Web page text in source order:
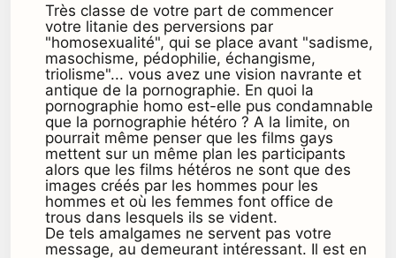
Très classe de votre part de commencer
votre litanie des perversions par
"homosexualité", qui se place avant "sadisme,
masochisme, pédophilie, échangisme,
triolisme"... vous avez une vision navrante et
antique de la pornographie. En quoi la
pornographie homo est-elle pus condamnable
que la pornographie hétéro ? A la limite, on
pourrait même penser que les films gays
mettent sur un même plan les participants
alors que les films hétéros ne sont que des
images créés par les hommes pour les
hommes et où les femmes font office de
trous dans lesquels ils se vident.
De tels amalgames ne servent pas votre
message, au demeurant intéressant. Il est en